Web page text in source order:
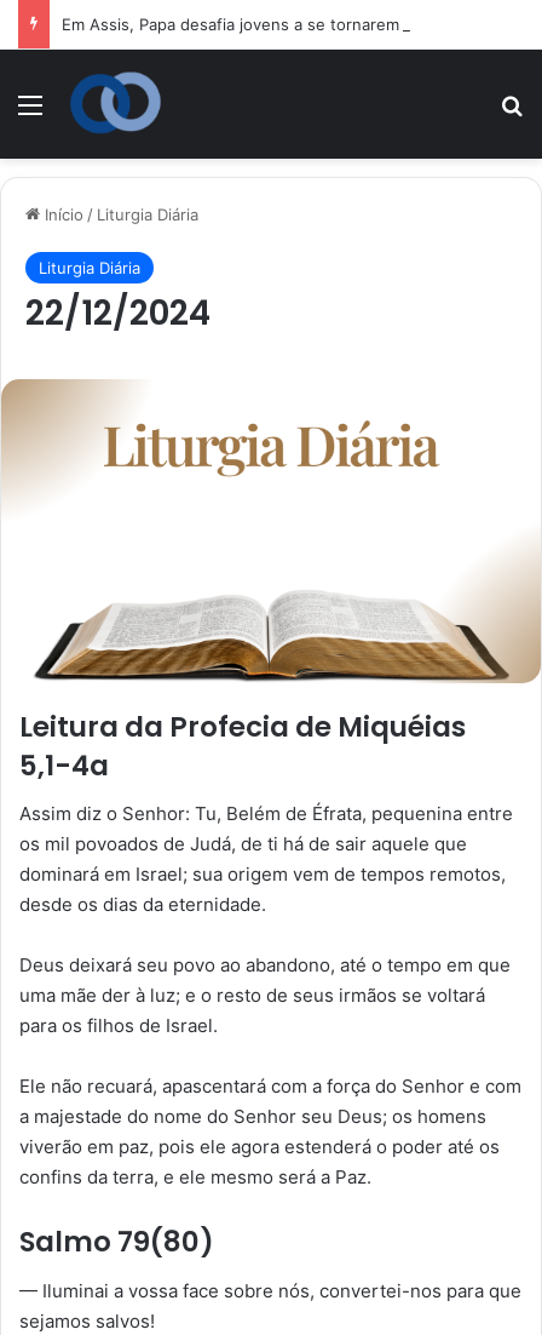
Menu
Início / Liturgia Diária
Liturgia Diária
22/12/2024
Leitura da Profecia de Miquéias
5,1-4a
Assim diz o Senhor: Tu, Belém de Éfrata, pequenina entre
os mil povoados de Judá, de ti há de sair aquele que
dominará em Israel; sua origem vem de tempos remotos,
desde os dias da eternidade.
Deus deixará seu povo ao abandono, até o tempo em que
uma mãe der à luz; e o resto de seus irmãos se voltará
para os filhos de Israel.
Ele não recuará, apascentará com a força do Senhor e com
a majestade do nome do Senhor seu Deus; os homens
viverão em paz, pois ele agora estenderá o poder até os
confins da terra, e ele mesmo será a Paz.
Salmo 79(80)
— Iluminai a vossa face sobre nós, convertei-nos para que
sejamos salvos!